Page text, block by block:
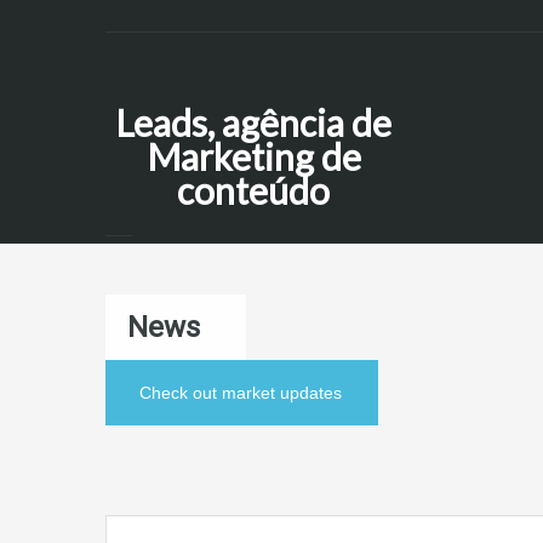
Leads, agência de
Marketing de
conteúdo
News
Check out market updates